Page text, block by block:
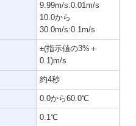
9.99m/s:0.01m/s
10.0から
30.0m/s:0.1m/s
±(指示値の3%＋
0.1)m/s
約4秒
0.0から60.0℃
0.1℃